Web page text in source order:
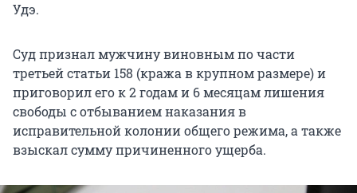
Удэ.
Суд признал мужчину виновным по части
третьей статьи 158 (кража в крупном размере) и
приговорил его к 2 годам и 6 месяцам лишения
свободы с отбыванием наказания в
исправительной колонии общего режима, а также
взыскал сумму причиненного ущерба.